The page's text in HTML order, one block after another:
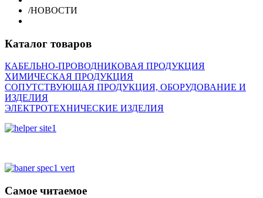
/НОВОСТИ
Каталог товаров
КАБЕЛЬНО-ПРОВОДНИКОВАЯ ПРОДУКЦИЯ
ХИМИЧЕСКАЯ ПРОДУКЦИЯ
СОПУТСТВУЮЩАЯ ПРОДУКЦИЯ, ОБОРУДОВАНИЕ И
ИЗДЕЛИЯ
ЭЛЕКТРОТЕХНИЧЕСКИЕ ИЗДЕЛИЯ
Самое читаемое